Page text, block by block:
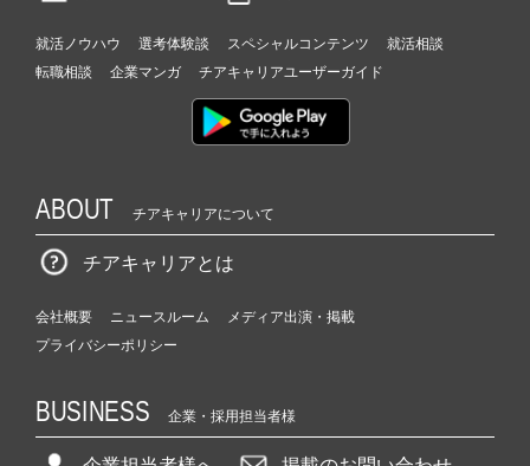
就活ノウハウ 選考体験談 スペシャルコンテンツ
就活相談
転職相談
企業マンガ チアキャリアユーザーガイド
ABOUT チアキャリアについて
チアキャリアとは
会社概要 ニュースルーム
メディア出演・掲載
プライバシーポリシー
BUSINESS 企業・採用担当者様